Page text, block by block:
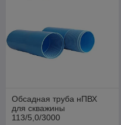
Обсадная труба нПВХ
для скважины
113/5,0/3000